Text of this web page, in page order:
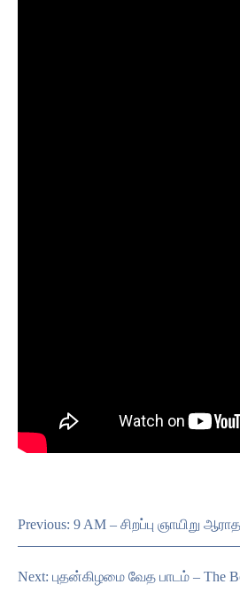
Previous: 9 AM – சிறப்பு ஞாயிறு
Next: புதன்கிழமை வேத பாடம் – The